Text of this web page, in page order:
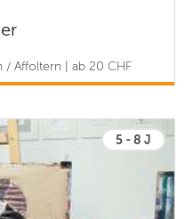
/ Affoltern | ab 20 CHF
5 - 8 J